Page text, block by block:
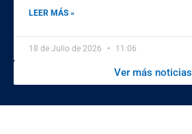
LEER MÁS »
18 de Julio de 2026 11:06
Ver más noticias